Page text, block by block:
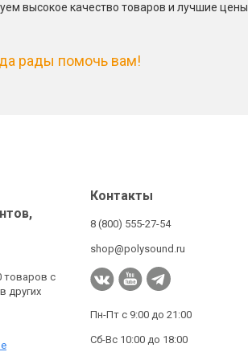
высокое качество товаров и лучшие цены
рады помочь вам!
товаров с
других
Контакты
8 (800) 555-27-54
shop@polysound.ru
Пн-Пт с 9:00 до 21:00
Сб-Вс 10:00 до 18:00